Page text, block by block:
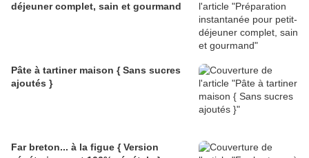
déjeuner complet, sain et gourmand
Pâte à tartiner maison { Sans sucres
ajoutés }
Far breton... à la figue { Version